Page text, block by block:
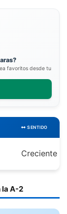
favoritos desde tu
SENTIDO
Creciente
la A-2